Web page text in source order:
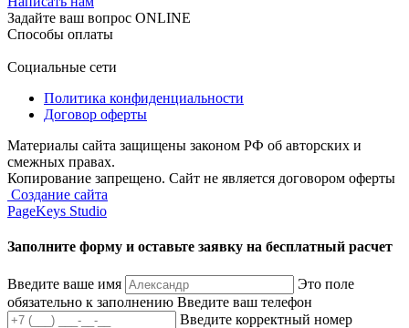
Задайте ваш вопрос ONLINE
Способы оплаты
Социальные сети
Политика конфиденциальности
Договор оферты
Материалы сайта защищены законом РФ об авторских и
смежных правах.
Копирование запрещено. Сайт не является договором оферты
Создание сайта
PageKeys Studio
Заполните форму и оставьте заявку на бесплатный расчет
Введите ваше имя
Это поле
обязательно к заполнению Введите ваш телефон
Введите корректный номер